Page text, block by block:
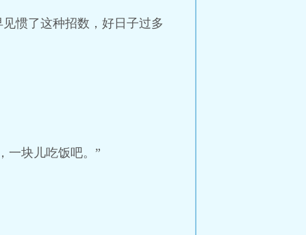
惯了这种招数，好日子过多
一块儿吃饭吧。”